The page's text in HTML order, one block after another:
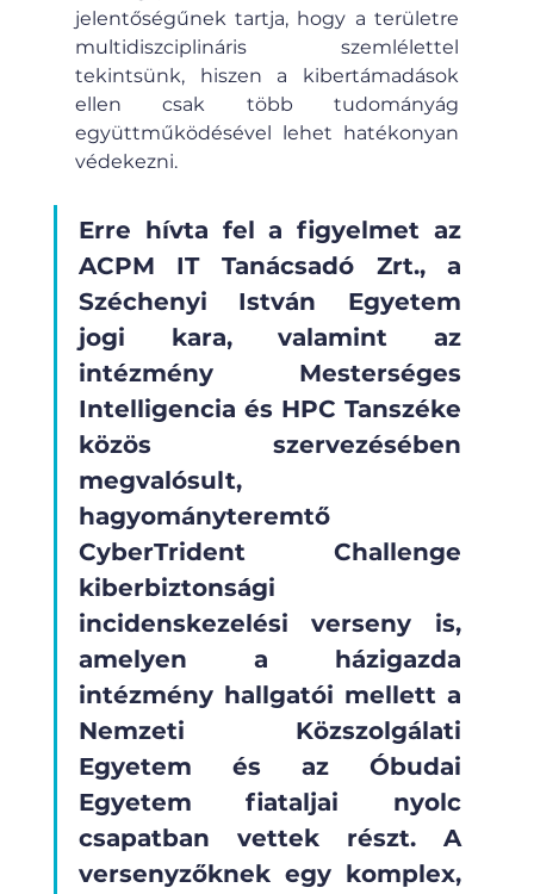
jelentőségűnek tartja, hogy a területre
multidiszciplináris szemlélettel
tekintsünk, hiszen a kibertámadások
ellen csak több tudományág
együttműködésével lehet hatékonyan
védekezni.
Erre hívta fel a figyelmet az
ACPM IT Tanácsadó Zrt., a
Széchenyi István Egyetem
jogi kara, valamint az
intézmény Mesterséges
Intelligencia és HPC Tanszéke
közös szervezésében
megvalósult,
hagyományteremtő
CyberTrident Challenge
kiberbiztonsági
incidenskezelési verseny is,
amelyen a házigazda
intézmény hallgatói mellett a
Nemzeti Közszolgálati
Egyetem és az Óbudai
Egyetem fiataljai nyolc
csapatban vettek részt. A
versenyzőknek egy komplex,